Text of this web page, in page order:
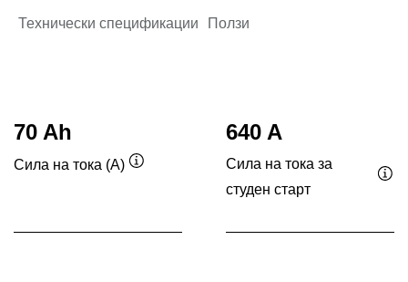
Технически спецификации Ползи
70 Ah
Сила на тока (A)
640 A
Сила на тока за
студен старт